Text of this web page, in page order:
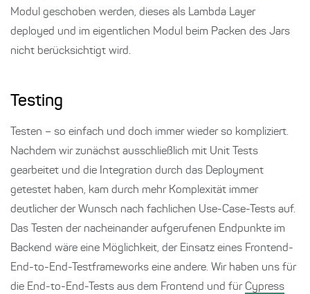
Modul geschoben werden, dieses als Lambda Layer
deployed und im eigentlichen Modul beim Packen des Jars
nicht berücksichtigt wird.
Testing
Testen – so einfach und doch immer wieder so kompliziert.
Nachdem wir zunächst ausschließlich mit Unit Tests
gearbeitet und die Integration durch das Deployment
getestet haben, kam durch mehr Komplexität immer
deutlicher der Wunsch nach fachlichen Use-Case-Tests auf.
Das Testen der nacheinander aufgerufenen Endpunkte im
Backend wäre eine Möglichkeit, der Einsatz eines Frontend-
End-to-End-Testframeworks eine andere. Wir haben uns für
die End-to-End-Tests aus dem Frontend und für Cypress